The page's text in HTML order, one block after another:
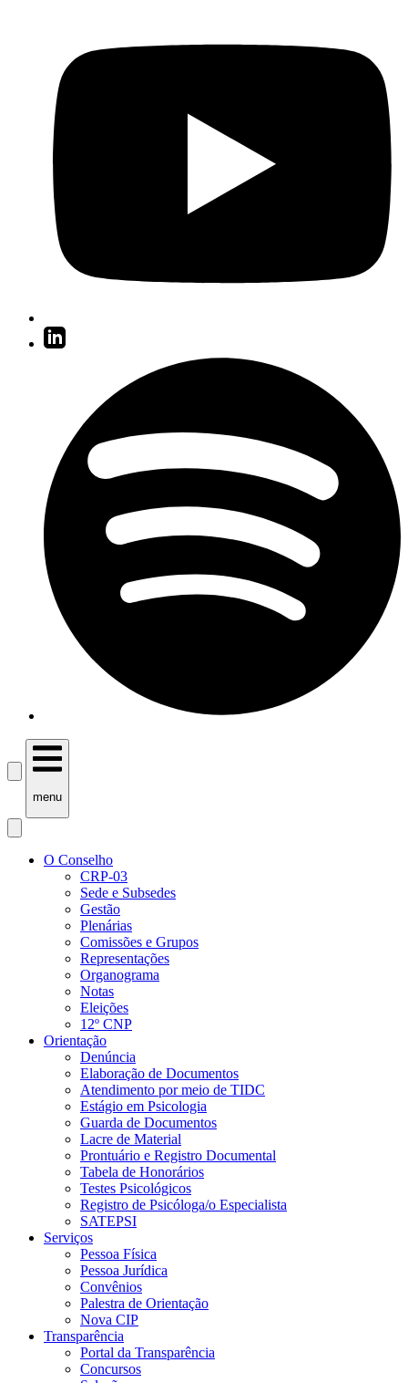
menu
O Conselho
CRP-03
Sede e Subsedes
Gestão
Plenárias
Comissões e Grupos
Representações
Organograma
Notas
Eleições
12º CNP
Orientação
Denúncia
Elaboração de Documentos
Atendimento por meio de TIDC
Estágio em Psicologia
Guarda de Documentos
Lacre de Material
Prontuário e Registro Documental
Tabela de Honorários
Testes Psicológicos
Registro de Psicóloga/o Especialista
SATEPSI
Serviços
Pessoa Física
Pessoa Jurídica
Convênios
Palestra de Orientação
Nova CIP
Transparência
Portal da Transparência
Concursos